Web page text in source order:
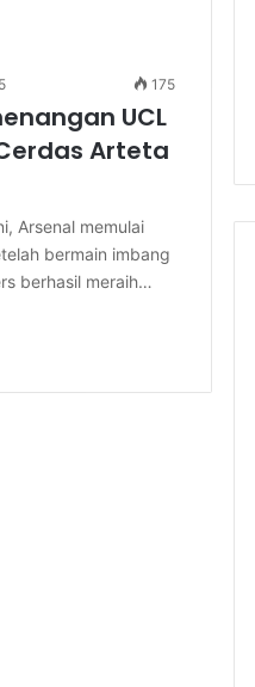
175
UCL
Arteta
Arsenal memulai
bermain imbang
berhasil meraih…